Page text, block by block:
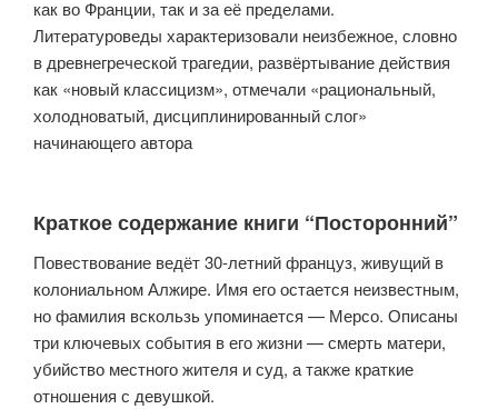
как во Франции, так и за её пределами.
Литературоведы характеризовали неизбежное, словно
в древнегреческой трагедии, развёртывание действия
как «новый классицизм», отмечали «рациональный,
холодноватый, дисциплинированный слог»
начинающего автора
Краткое содержание книги “Посторонний”
Повествование ведёт 30-летний француз, живущий в
колониальном Алжире. Имя его остается неизвестным,
но фамилия вскользь упоминается — Мерсо. Описаны
три ключевых события в его жизни — смерть матери,
убийство местного жителя и суд, а также краткие
отношения с девушкой.